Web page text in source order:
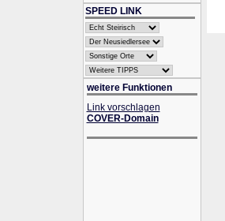
SPEED LINK
weitere Funktionen
Link vorschlagen
COVER-Domain